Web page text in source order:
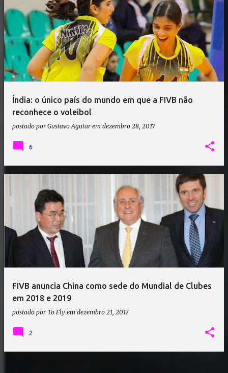
Índia: o único país do mundo em que a FIVB não
reconhece o voleibol
postado por Gustavo Aguiar em dezembro 28, 2017
6
FIVB anuncia China como sede do Mundial de Clubes
em 2018 e 2019
postado por To Fly em dezembro 21, 2017
2